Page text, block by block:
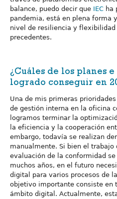
balance, puedo decir que IEC ha
pandemia, está en plena forma
nivel de resiliencia y flexibilidad
precedentes.
¿Cuáles de los planes
logrado conseguir en
Una de mis primeras
de gestión interna en la oficina
logramos terminar la
la eficiencia y la cooperación
embargo, todavía se realizan
manualmente. Si bien el trabajo
evaluación de la conformidad
muchos años, en el futuro
digital para varios procesos de
objetivo importante consiste en
ámbito digital. Actualmente,